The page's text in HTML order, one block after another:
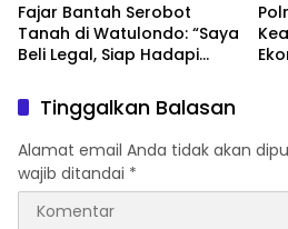
‎Fajar Bantah Serobot
Tanah di Watulondo: “Saya
Beli Legal, Siap Hadapi
Tinggalkan Balasan
Alamat email Anda tidak akan
wajib ditandai *